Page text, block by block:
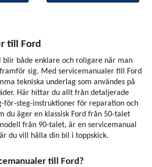
till Ford
blir både enklare och roligare när man
sig. Med servicemanualer till Ford
tekniska underlag som användes på
Här hittar du allt från detaljerade
för-steg-instruktioner för reparation och
du äger en klassisk Ford från 50-talet
från 90-talet, är en servicemanual
du vill hålla din bil i toppskick.
till Ford?